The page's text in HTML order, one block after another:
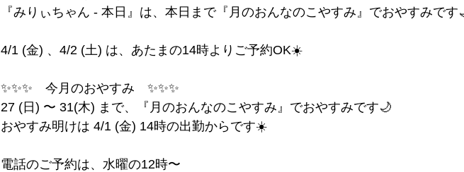
『みりぃちゃん - 本日』は、本日まで『月のおんなのこやすみ』でおやすみです
4/1 (金) 、4/2 (土) は、あたまの14時よりご予約OK☀️
✨️✨️✨️　今月のおやすみ　✨️✨️✨️
27 (日) 〜 31(木) まで、『月のおんなのこやすみ』でおやすみです🌙
おやすみ明けは 4/1 (金) 14時の出勤からです☀️
電話のご予約は、水曜の12時〜